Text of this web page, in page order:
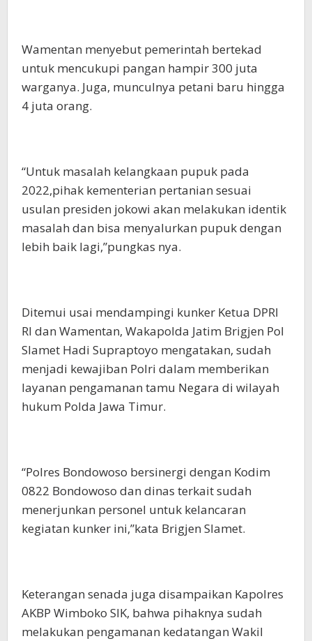
Wamentan menyebut pemerintah bertekad
untuk mencukupi pangan hampir 300 juta
warganya. Juga, munculnya petani baru hingga
4 juta orang.
“Untuk masalah kelangkaan pupuk pada
2022,pihak kementerian pertanian sesuai
usulan presiden jokowi akan melakukan identik
masalah dan bisa menyalurkan pupuk dengan
lebih baik lagi,”pungkas nya.
Ditemui usai mendampingi kunker Ketua DPRI
RI dan Wamentan, Wakapolda Jatim Brigjen Pol
Slamet Hadi Supraptoyo mengatakan, sudah
menjadi kewajiban Polri dalam memberikan
layanan pengamanan tamu Negara di wilayah
hukum Polda Jawa Timur.
“Polres Bondowoso bersinergi dengan Kodim
0822 Bondowoso dan dinas terkait sudah
menerjunkan personel untuk kelancaran
kegiatan kunker ini,”kata Brigjen Slamet.
Keterangan senada juga disampaikan Kapolres
AKBP Wimboko SIK, bahwa pihaknya sudah
melakukan pengamanan kedatangan Wakil